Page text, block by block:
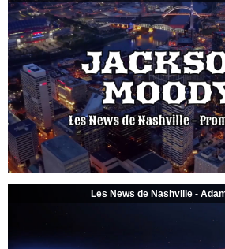
Les News de Nashville -